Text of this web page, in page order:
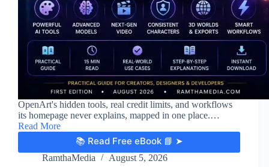
OpenArt's hidden tools, real credit limits, and workflows
its homepage never explains, mapped in one place.…
Read More
📚 Read Free eBook 📘 ➤
RamthaMedia August 5, 2026